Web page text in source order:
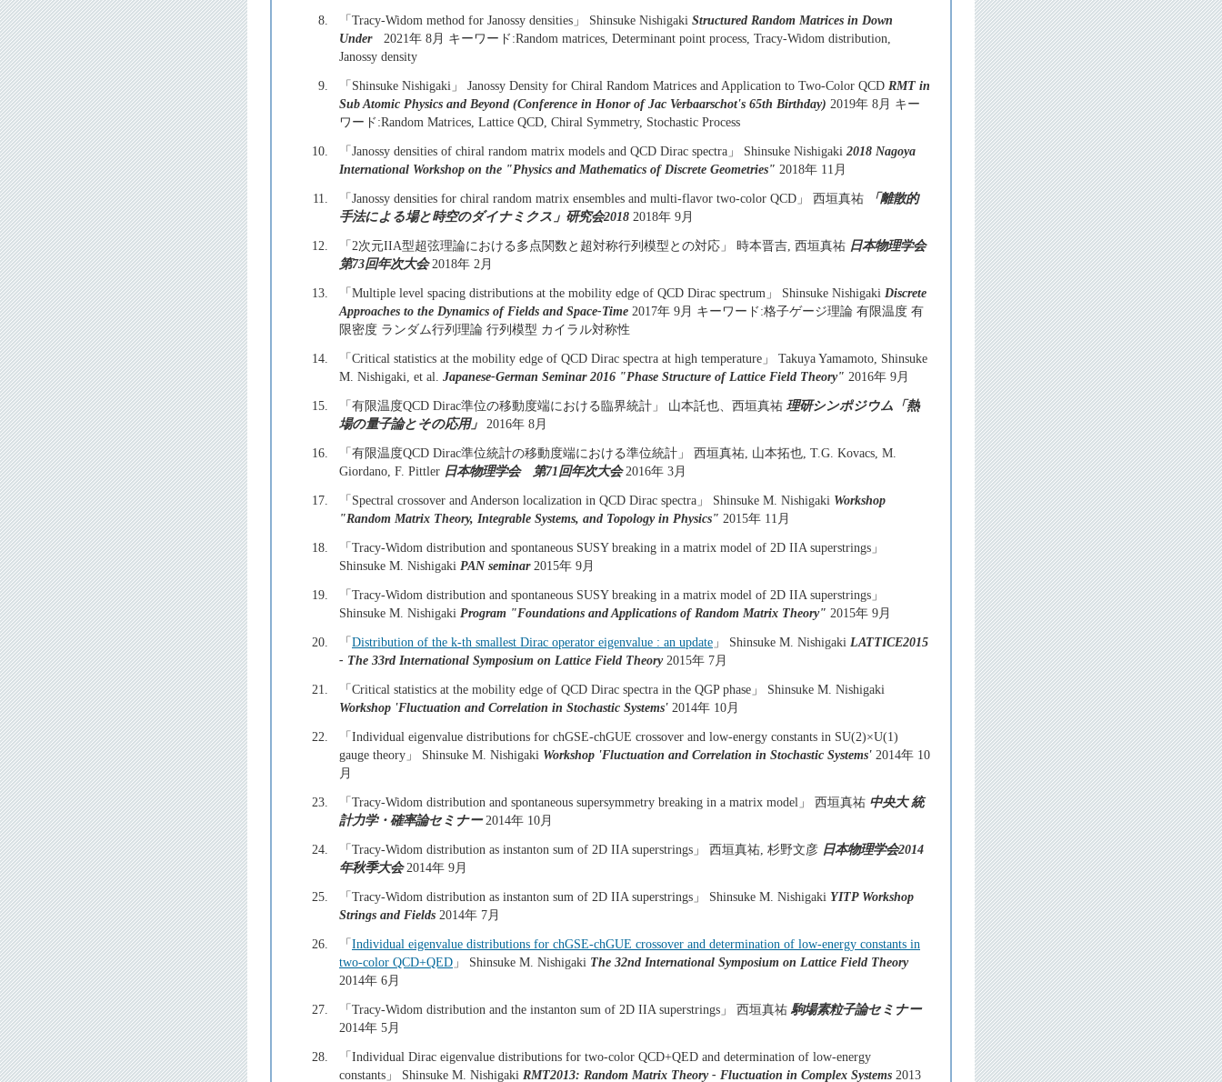
8.
「Tracy-Widom method for Janossy densities」 Shinsuke Nishigaki Structured Random Matrices in Down
Under
2021年 8月 キーワード:Random matrices, Determinant point process, Tracy-Widom distribution,
Janossy density
9.
「Shinsuke Nishigaki」 Janossy Density for Chiral Random Matrices and Application to Two-Color QCD RMT in
Sub Atomic Physics and Beyond (Conference in Honor of Jac Verbaarschot's 65th Birthday) 2019年 8月 キー
ワード:Random Matrices, Lattice QCD, Chiral Symmetry, Stochastic Process
10.
「Janossy densities of chiral random matrix models and QCD Dirac spectra」 Shinsuke Nishigaki 2018 Nagoya
International Workshop on the "Physics and Mathematics of Discrete Geometries" 2018年 11月
11.
「Janossy densities for chiral random matrix ensembles and multi-flavor two-color QCD」 西垣真祐
「離散的
手法による場と時空のダイナミクス」研究会2018 2018年 9月
12.
「2次元IIA型超弦理論における多点関数と超対称行列模型との対応」 時本晋吉, 西垣真祐 日本物理学会
第73回年次大会2018年 2月
13.
「Multiple level spacing distributions at the mobility edge of QCD Dirac spectrum」 Shinsuke Nishigaki Discrete
Approaches to the Dynamics of Fields and Space-Time 2017年 9月 キーワード:格子ゲージ理論 有限温度 有
限密度 ランダム行列理論 行列模型 カイラル対称性
14.
「Critical statistics at the mobility edge of QCD Dirac spectra at high temperature」 Takuya Yamamoto, Shinsuke
M. Nishigaki, et al. Japanese-German Seminar 2016 "Phase Structure of Lattice Field Theory" 2016年 9月
15.
「有限温度QCD Dirac準位の移動度端における臨界統計」 山本託也、西垣真祐 理研シンポジウム「熱
場の量子論とその応用」
2016年 8月
16.
「有限温度QCD Dirac準位統計の移動度端における準位統計」 西垣真祐, 山本拓也, T.G. Kovacs, M.
Giordano, F. Pittler 日本物理学会 第71回年次大会2016年 3月
17.
「Spectral crossover and Anderson localization in QCD Dirac spectra」 Shinsuke M. Nishigaki Workshop
"Random Matrix Theory, Integrable Systems, and Topology in Physics" 2015年 11月
18.
「Tracy-Widom distribution and spontaneous SUSY breaking in a matrix model of 2D IIA superstrings」
Shinsuke M. Nishigaki PAN seminar2015年 9月
19.
「Tracy-Widom distribution and spontaneous SUSY breaking in a matrix model of 2D IIA superstrings」
Shinsuke M. Nishigaki Program "Foundations and Applications of Random Matrix Theory" 2015年 9月
20.
「Distribution of the k-th smallest Dirac operator eigenvalue : an update 」 Shinsuke M. Nishigaki LATTICE2015
- The 33rd International Symposium on Lattice Field Theory2015年 7月
21.
「Critical statistics at the mobility edge of QCD Dirac spectra in the QGP phase」 Shinsuke M. Nishigaki
Workshop 'Fluctuation and Correlation in Stochastic Systems' 2014年 10月
22.
「Individual eigenvalue distributions for chGSE-chGUE crossover and low-energy constants in SU(2)×U(1)
gauge theory」 Shinsuke M. Nishigaki Workshop 'Fluctuation and Correlation in Stochastic Systems' 2014年 10
月
23.
「Tracy-Widom distribution and spontaneous supersymmetry breaking in a matrix model」 西垣真祐 中央大 統
計力学・確率論セミナー2014年 10月
24.
「Tracy-Widom distribution as instanton sum of 2D IIA superstrings」 西垣真祐, 杉野文彦 日本物理学会2014
年秋季大会2014年 9月
25.
「Tracy-Widom distribution as instanton sum of 2D IIA superstrings」 Shinsuke M. Nishigaki YITP Workshop
Strings and Fields 2014年 7月
26.
「Individual eigenvalue distributions for chGSE-chGUE crossover and determination of low-energy constants in
two-color QCD+QED 」 Shinsuke M. Nishigaki The 32nd International Symposium on Lattice Field Theory
2014年 6月
27.
「Tracy-Widom distribution and the instanton sum of 2D IIA superstrings」 西垣真祐駒場素粒子論セミナー
2014年 5月
28.
「Individual Dirac eigenvalue distributions for two-color QCD+QED and determination of low-energy
constants」 Shinsuke M. Nishigaki RMT2013: Random Matrix Theory - Fluctuation in Complex Systems 2013